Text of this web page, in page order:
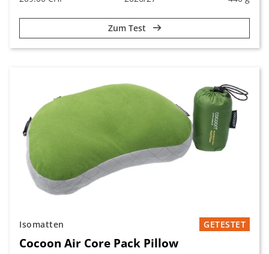
Zum Test
Isomatten GETESTET
Cocoon Air Core Pack Pillow